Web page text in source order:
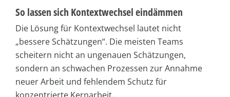
So lassen sich Kontextwechsel eindämmen
Die Lösung für Kontextwechsel lautet nicht
„bessere Schätzungen“. Die meisten Teams
scheitern nicht an ungenauen Schätzungen,
sondern an schwachen Prozessen zur Annahme
neuer Arbeit und fehlendem Schutz für